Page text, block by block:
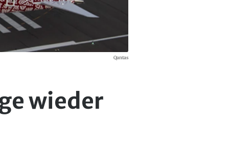
Qantas
wieder